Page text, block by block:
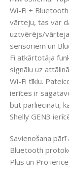
Wi-Fi +
vārteju, tas var
uztvērējs/vārteja
sensoriem un
Fi atkārtotāja
signālu uz
Wi-Fi tīklu.
ierīces ir
būt pārliecināti,
Shelly GEN3
Savienošana
Bluetooth
Plus un Pro